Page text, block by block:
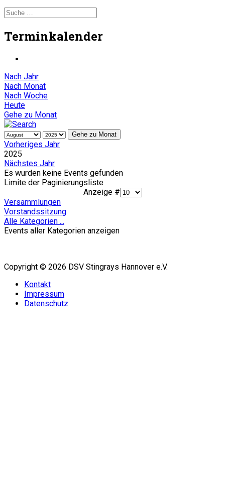
Terminkalender
Nach Jahr
Nach Monat
Nach Woche
Heute
Gehe zu Monat
Gehe zu Monat
Vorheriges Jahr
2025
Nächstes Jahr
Es wurden keine Events gefunden
Limite der Paginierungsliste
Anzeige #
Versammlungen
Vorstandssitzung
Alle Kategorien ...
Events aller Kategorien anzeigen
Copyright © 2026 DSV Stingrays Hannover e.V.
Kontakt
Impressum
Datenschutz